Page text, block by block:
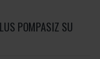
POMPASIZ SU